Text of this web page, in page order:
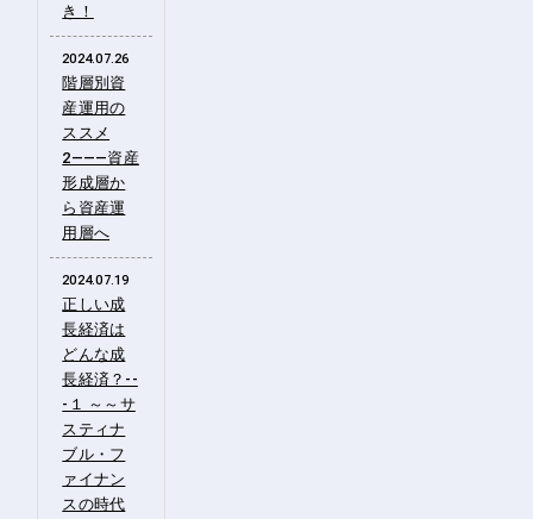
き！
2024.07.26
階層別資
産運用の
ススメ
2―――資産
形成層か
ら資産運
用層へ
2024.07.19
正しい成
長経済は
どんな成
長経済？--
-１ ～～サ
スティナ
ブル・フ
ァイナン
スの時代